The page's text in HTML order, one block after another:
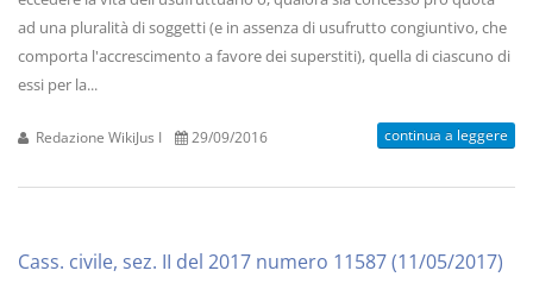
ad una pluralità di soggetti (e in assenza di usufrutto congiuntivo, che
comporta l'accrescimento a favore dei superstiti), quella di ciascuno di
essi per la...
Redazione WikiJus I 29/09/2016 continua a leggere
Cass. civile, sez. II del 2017 numero 11587 (11/05/2017)